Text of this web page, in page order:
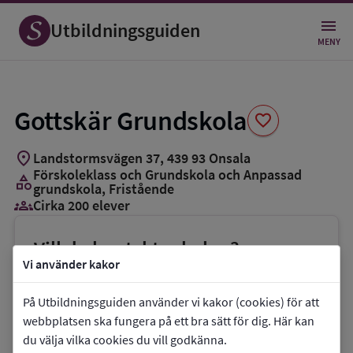
Vi använder kakor
På Utbildningsguiden använder vi kakor (cookies) för att
webbplatsen ska fungera på ett bra sätt för dig. Här kan
du välja vilka cookies du vill godkänna.
Utbildningsguiden MENY
Gottskär Grundskola favorite
Spara
som
favorit
location_on Landstormsvägen 37, 43993 Onsala
categoryFörskoleklass och Grundskola och Anpassad
grundskola, Fristående
groups_3Cirka 200 elever
Vill du kontakta skolan?
phoneTelefon:0300-61060
mailE-post:
expeditionen@gottskargrundskola.se